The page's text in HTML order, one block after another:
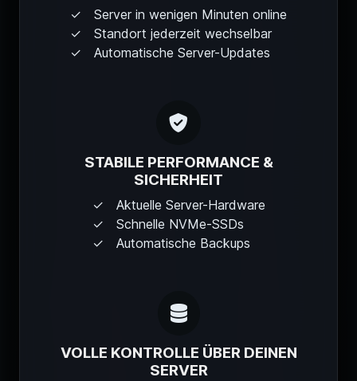
Server in wenigen Minuten online
Standort jederzeit wechselbar
Automatische Server-Updates
STABILE PERFORMANCE &
SICHERHEIT
Aktuelle Server-Hardware
Schnelle NVMe-SSDs
Automatische Backups
VOLLE KONTROLLE ÜBER DEINEN
SERVER